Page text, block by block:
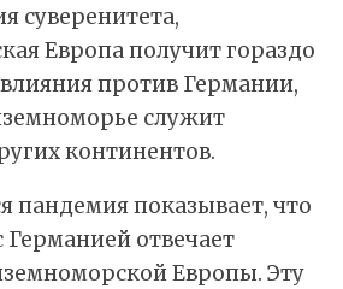
суверенитета,
Европа получит гораздо
против Германии,
служит
континентов.
показывает, что
отвечает
Европы. Эту